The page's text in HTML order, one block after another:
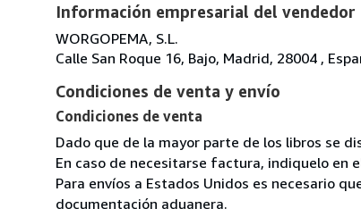
Información empresarial del vendedor
WORGOPEMA, S.L.
Calle San Roque 16, Bajo, Madrid, 28004 ,
Condiciones de venta y envío
Condiciones de venta
Dado que de la mayor parte de los libros se
En caso de necesitarse factura, indiquelo en
Para envíos a Estados Unidos es necesario
documentación aduanera.